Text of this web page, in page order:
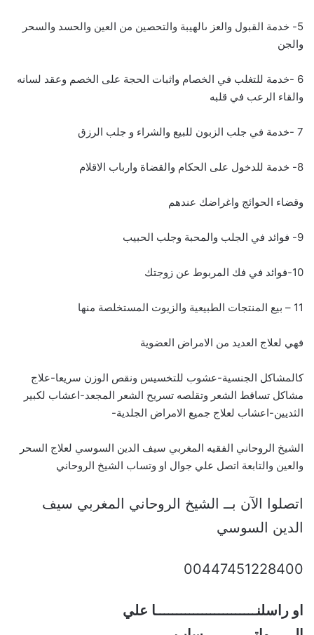
5- خدمة القبول والعز ىالهيبة والتحصين من العين والحسد والسحر
والجن
6 -خدمة للتغلب في الخصام واثبات الحجة على الخصم وعقد لسانه
والقاء الرعب في قلبه
7 -خدمة في جلب الزبون للبيع والشراء و جلب الرزق
8- خدمة للدخول على الحكام والقضاة وارباب الاقلام
وقضاء الحوائج واغراضك عندهم
9- فوائد في الجلب والمحبة وجلب الحبيب
10-فوائد في فك المربوط عن زوجتك
11 – بيع المنتجات الطبيعية والزيوت المستخلصة منها
فهي لعلاج العديد من الامراض العضوية
كالمشاكل الجنسية-عشوب للتخسيس ونقص الوزن سريعا-علاج
مشاكل تساقط الشعر وتقلصه تسريح الشعر المجعد-اعشاب لكبير
الثديين-اعشاب لعلاج جميع الامراض الجلدية-
الشيخ الروحاني الفقيه المغربي سيف الدين السوسي لعلاج السحر
والعين والتابعة اتصل علي جوال او وتساب الشيخ الروحاني
اتصلوا الآن بــ الشيخ الروحاني المغربي سيف
الدين السوسي
00447451228400
او راسلنــــــــــــــــــــــــا علي